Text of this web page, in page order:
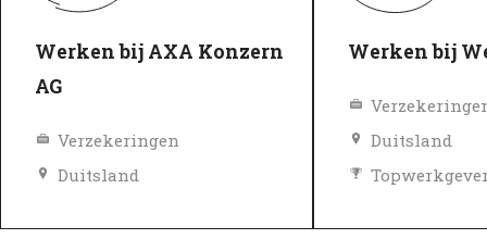
Werken bij AXA Konzern
AG
Verzekeringen
Duitsland
Werken bij
Duitsland